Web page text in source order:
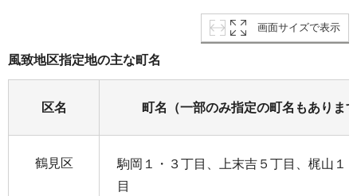
画面サイズで表示
風致地区指定地の主な町名
区名 町名（一部のみ指定の町名もありま
鶴見区
駒岡１・３丁目、上末吉５丁目、梶山１
目